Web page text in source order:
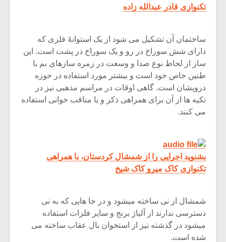
تکنوازی قادر عبدالله زاده
ساختمان آن تشکیل می شود از یک استوانهً فلزی که
دارای شش سوراخ در رو و یک سوراخ در پشت است. این
ساز از لحاظ نوع صدا و وسعت در زمره سازهای بم با
طنین خاص خود است و بیشتر مورد استفاده در حوزه
درویشان است. گاهی اوقات در مراسم مذهبی نیز در
تکیه ها از آن برای همراهی ذکر و یا مناقب خوانی استفاده
می کنند.
بشنوید اجرایی را از شمشال کردستان، با همراهی
تکنوازی کاک میرو کاک شیخ
شمشال از نی ساخته میشود و در جا هایی که به نی
دسترسی ندارند از آلیاژ برنج و سایر فلزات استفاده
میشود در گذشته نیز از استخوان بال عقاب ساخته می
شده است.